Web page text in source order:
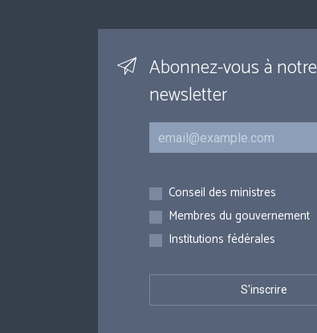
Abonnez-vous à notre
newsletter
Courriel
Inscriptions
Conseil des ministres
Membres du gouvernement
Institutions fédérales